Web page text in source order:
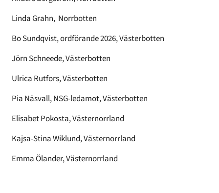
Linda Grahn, Norrbotten
Bo Sundqvist, ordförande 2026, Västerbotten
Jörn Schneede, Västerbotten
Ulrica Rutfors, Västerbotten
Pia Näsvall, NSG-ledamot, Västerbotten
Elisabet Pokosta, Västernorrland
Kajsa-Stina Wiklund, Västernorrland
Emma Ölander, Västernorrland